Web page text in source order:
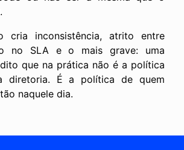
cria inconsistência, atrito entre
no SLA e o mais grave: uma
que na prática não é a política
diretoria. É a política de quem
naquele dia.